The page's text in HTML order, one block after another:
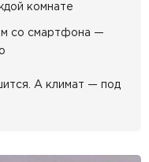
комнате
со смартфона —
А климат — под